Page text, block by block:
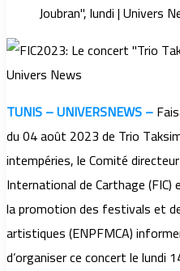
TUNIS – UNIVERSNEWS –
du 04 août 2023 de Trio
intempéries, le Comité
International de Carthage
la promotion des festivals et
artistiques (ENPFMCA)
d’organiser ce concert le lundi